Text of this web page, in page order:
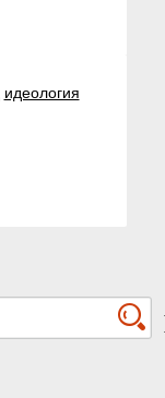
идеология